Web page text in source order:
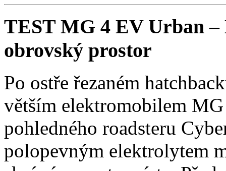
TEST MG 4 EV Urban
obrovský prostor
Po ostře řezaném
větším elektromobilem
pohledného roadsteru
polopevným elektrolytem